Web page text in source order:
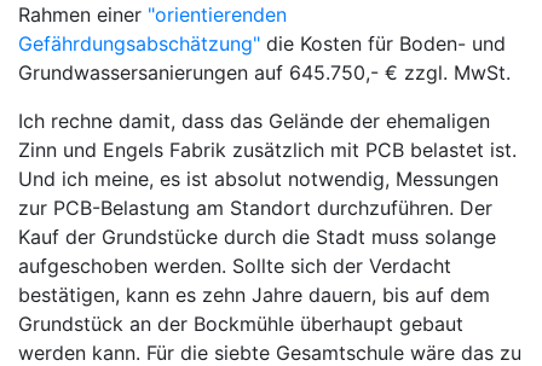
Rahmen einer "orientierenden
Gefährdungsabschätzung" die Kosten für Boden- und
Grundwassersanierungen auf 645.750,- € zzgl. MwSt.
Ich rechne damit, dass das Gelände der ehemaligen
Zinn und Engels Fabrik zusätzlich mit PCB belastet ist.
Und ich meine, es ist absolut notwendig, Messungen
zur PCB-Belastung am Standort durchzuführen. Der
Kauf der Grundstücke durch die Stadt muss solange
aufgeschoben werden. Sollte sich der Verdacht
bestätigen, kann es zehn Jahre dauern, bis auf dem
Grundstück an der Bockmühle überhaupt gebaut
werden kann. Für die siebte Gesamtschule wäre das zu